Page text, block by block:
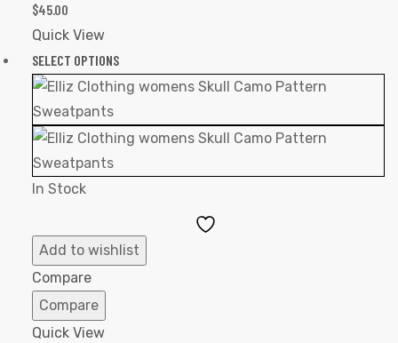
$45.00
Quick View
SELECT OPTIONS
In Stock
Add to wishlist
Compare
Compare
Quick View